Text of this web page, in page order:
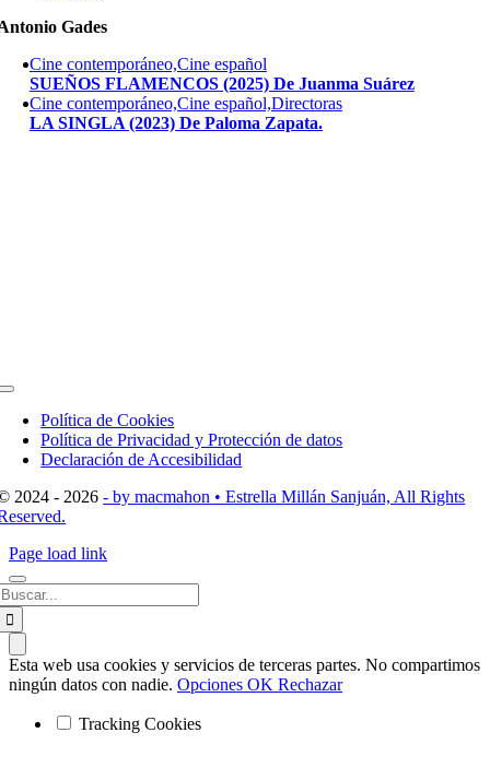
Gades
Cine contemporáneo,Cine español
SUEÑOS FLAMENCOS (2025) De Juanma Suárez
Cine contemporáneo,Cine español,Directoras
LA SINGLA (2023) De Paloma Zapata.
Toggle
NavigationPolítica de Cookies
Política de Privacidad y Protección de datos
Declaración de Accesibilidad
2024 - 2026- by macmahon • Estrella Millán Sanjuán, All Rights
Page load link
Esta web usa cookies y servicios de terceras partes. No compartimos
ningún datos con nadie. Opciones OK Rechazar
Tracking Cookies